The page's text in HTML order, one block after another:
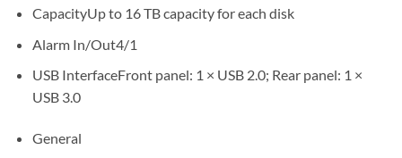
CapacityUp to 16 TB capacity for each disk
Alarm In/Out4/1
USB InterfaceFront panel: 1 × USB 2.0; Rear panel: 1 ×
USB 3.0
General